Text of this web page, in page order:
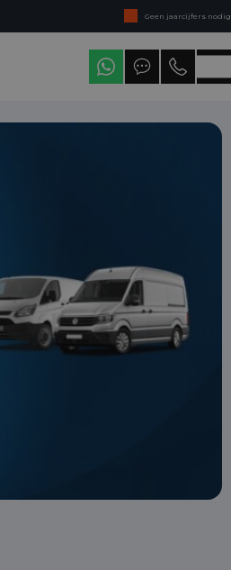
Geen jaarcijfers nodig
Direct uit voorraad leverbaar
Levering in heel Nederland